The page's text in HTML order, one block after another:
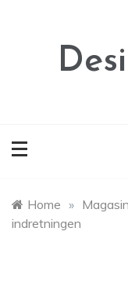
Home » Magasin
indretningen